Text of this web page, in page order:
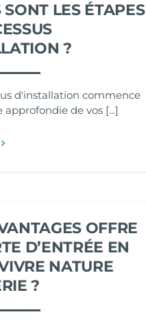
SONT LES ÉTAPES
?
d'installation commence
de vos [...]
OFFRE
D’ENTRÉE EN
NATURE
?